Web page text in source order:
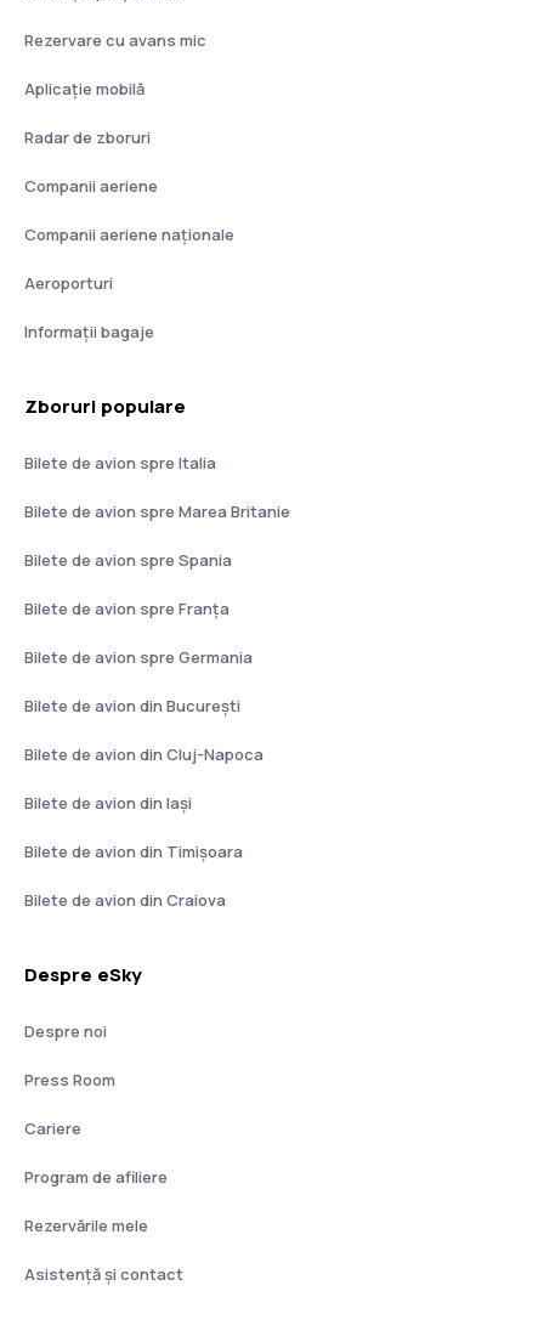
Rezervare cu avans mic
Aplicație mobilă
Radar de zboruri
Companii aeriene
Companii aeriene naţionale
Aeroporturi
Informații bagaje
Zboruri populare
Bilete de avion spre Italia
Bilete de avion spre Marea Britanie
Bilete de avion spre Spania
Bilete de avion spre Franţa
Bilete de avion spre Germania
Bilete de avion din București
Bilete de avion din Cluj-Napoca
Bilete de avion din Iași
Bilete de avion din Timișoara
Bilete de avion din Craiova
Despre eSky
Despre noi
Press Room
Cariere
Program de afiliere
Rezervările mele
Asistenţă şi contact